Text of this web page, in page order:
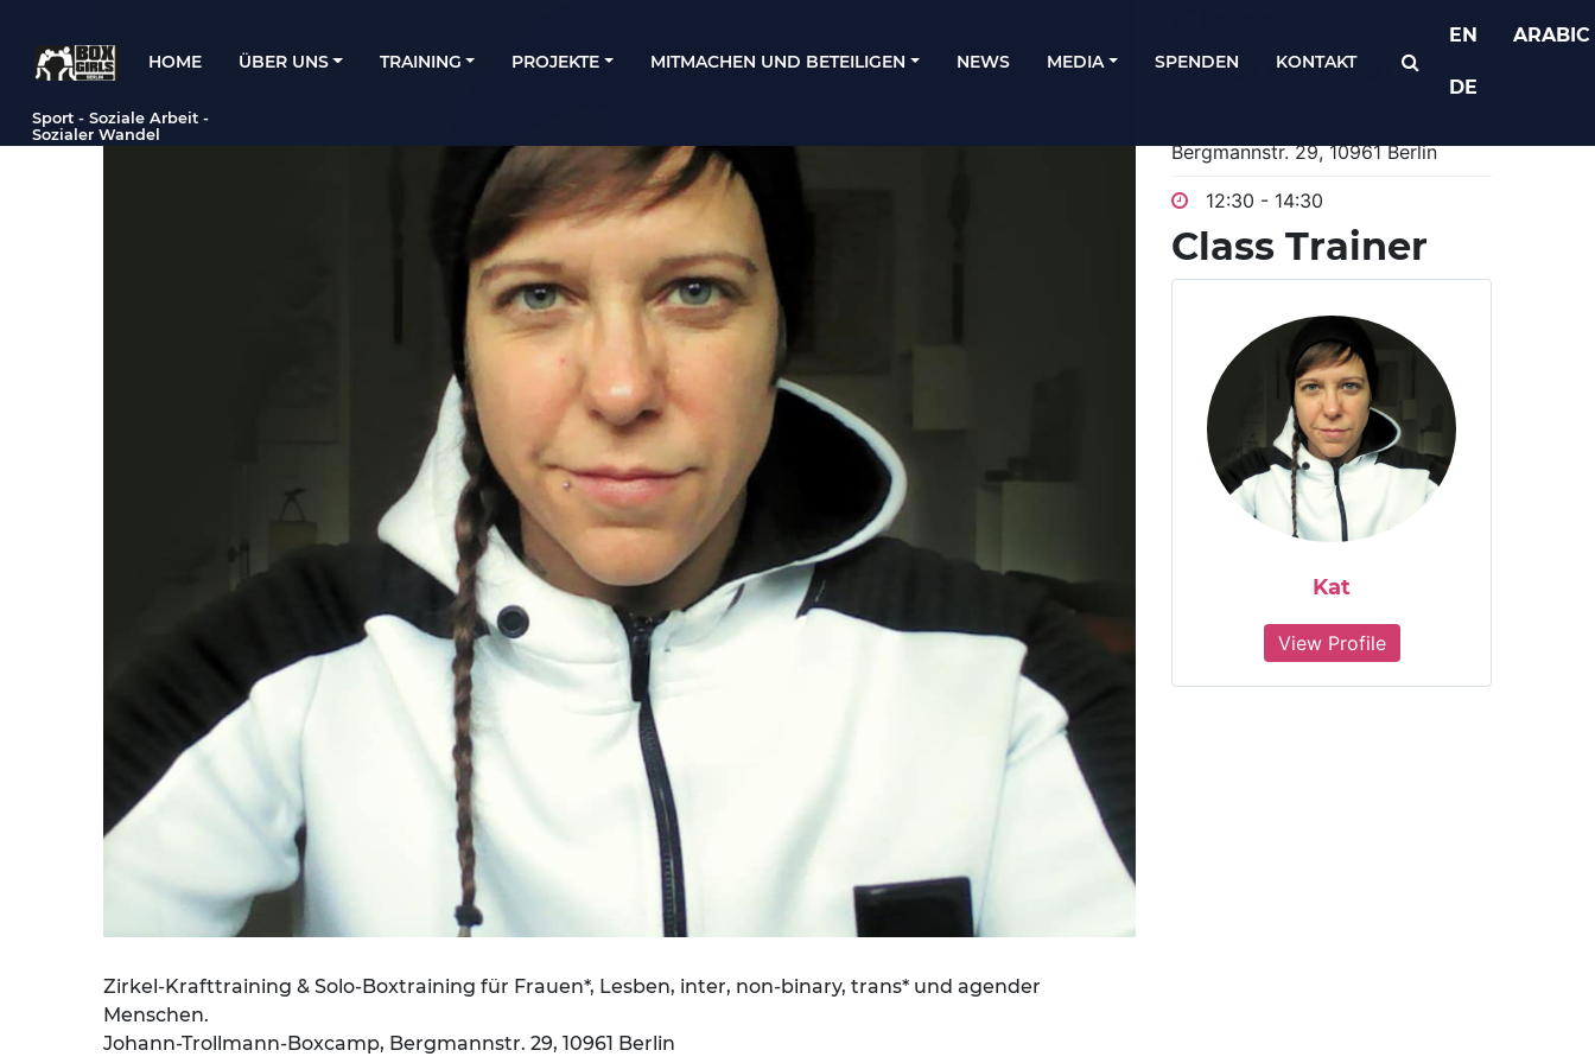
Sport - Soziale Arbeit -
Sozialer Wandel
Hauptnavigation
HOME ÜBER UNS TRAINING PROJEKTE MITMACHEN UND BETEILIGEN NEWS MEDIA SPENDEN KONTAKT
EN
DE
ARABIC
Zirkel-Krafttraining & Solo-Boxtraining für Frauen*, Lesben, inter, non-binary, trans* und agender
Menschen.
Johann-Trollmann-Boxcamp, Bergmannstr. 29, 10961 Berlin
Information
Bergmannstr. 29, 10961 Berlin
12:30 - 14:30
Class Trainer
Kat
View Profile